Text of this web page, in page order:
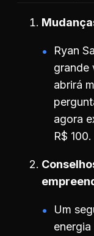
Ryan
grande
abrirá
agora
R$ 100.
Um